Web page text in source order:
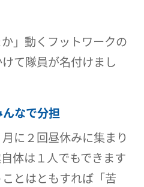
」動くフットワークの
て隊員が名付けまし
なで分担
に２回昼休みに集まり
体は１人でもできます
とはともすれば「苦